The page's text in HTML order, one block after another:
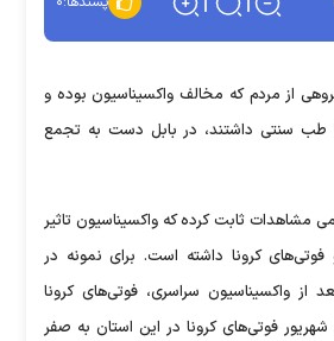
از مردم که مخالف واکسیناسیون بوده و
با طب سنتی داشتند، در بابل دست به تجمع
مشاهدات ثابت کرده که واکسیناسیون تاثیر
کرونا داشته است. برای نمونه در
از واکسیناسیون سراسری، فوتی‌های کرونا
فوتی‌های کرونا در این استان به صفر